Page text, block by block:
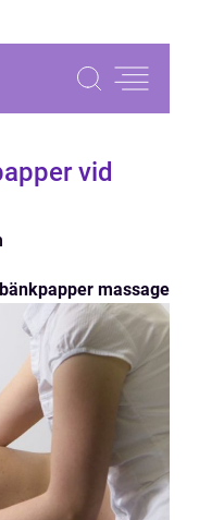
vid
bänkpapper massage